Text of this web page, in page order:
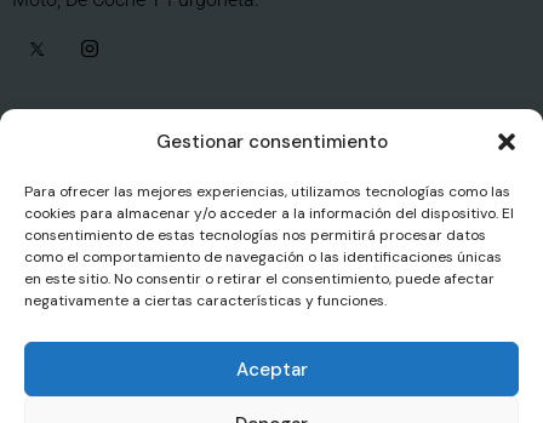
Gestionar consentimiento
Para ofrecer las mejores experiencias, utilizamos tecnologías como las
cookies para almacenar y/o acceder a la información del dispositivo. El
consentimiento de estas tecnologías nos permitirá procesar datos
como el comportamiento de navegación o las identificaciones únicas
en este sitio. No consentir o retirar el consentimiento, puede afectar
negativamente a ciertas características y funciones.
Aceptar
Blog
Contacto
Interés
Política de cookies